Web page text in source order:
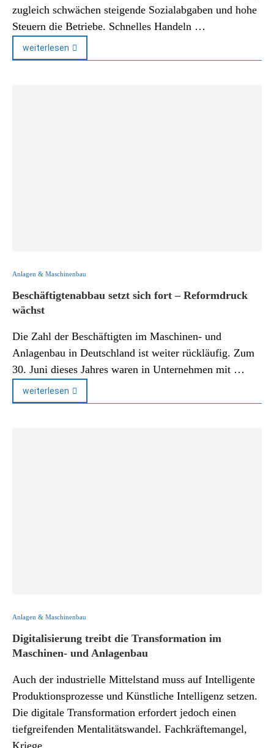
zugleich schwächen steigende Sozialabgaben und hohe
Steuern die Betriebe. Schnelles Handeln …
weiterlesen
Anlagen & Maschinenbau
Beschäftigtenabbau setzt sich fort – Reformdruck
wächst
Die Zahl der Beschäftigten im Maschinen- und
Anlagenbau in Deutschland ist weiter rückläufig. Zum
30. Juni dieses Jahres waren in Unternehmen mit …
weiterlesen
Anlagen & Maschinenbau
Digitalisierung treibt die Transformation im
Maschinen- und Anlagenbau
Auch der industrielle Mittelstand muss auf Intelligente
Produktionsprozesse und Künstliche Intelligenz setzen.
Die digitale Transformation erfordert jedoch einen
tiefgreifenden Mentalitätswandel. Fachkräftemangel,
Kriege …